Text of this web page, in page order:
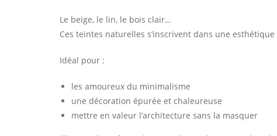
Le beige, le lin, le bois clair…
Ces teintes naturelles s’inscrivent dans une
Idéal pour :
les amoureux du minimalisme
une décoration épurée et chaleureuse
mettre en valeur l’architecture sans la masquer